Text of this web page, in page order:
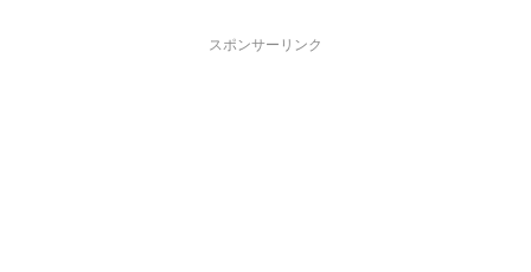
スポンサーリンク